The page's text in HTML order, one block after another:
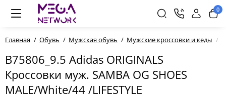
0
Главная Обувь Мужская обувь Мужские кроссовки и кеды
B75806_9.5 Adidas ORIGINALS
Кроссовки муж. SAMBA OG SHOES
MALE/White/44 /LIFESTYLE